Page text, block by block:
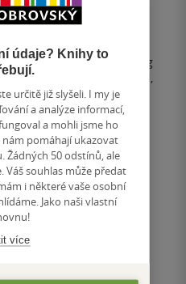
0.0
z
hvězdiček
Adrian Cale''s entertaining
Written with fact-filled,
and...
seznamu
údaje? Knihy to
určitě již slyšeli. I my je
a analýze informací,
a mohli jsme ho
nám pomáhají ukazovat
Žádných 50 odstínů, ale
Váš souhlas může předat
i některé vaše osobní
Jako naši vlastní
více